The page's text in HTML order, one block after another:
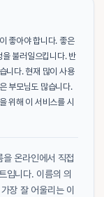
좋아야 합니다. 좋은
불러일으킵니다. 반
니다. 현재 많이 사용
부모님도 많습니다.
위해 이 서비스를 시
온라인에서 직접
입니다. 이름의 의
장 잘 어울리는 이